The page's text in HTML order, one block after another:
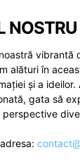
NOSTRU
vibrantă
alături în
și a
gata să